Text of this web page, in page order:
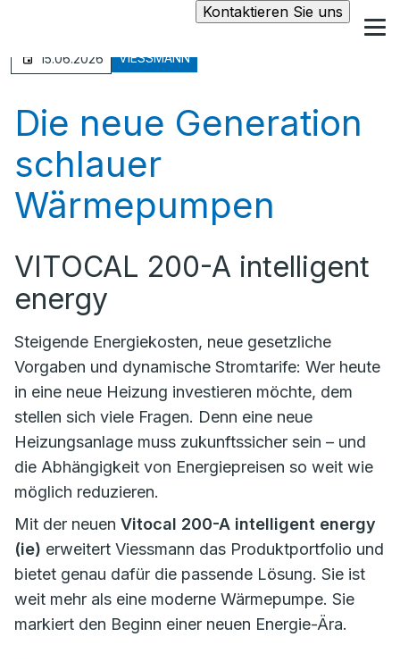
Kontaktieren Sie uns
15.06.2026 VIESSMANN
Die neue Generation
schlauer
Wärmepumpen
VITOCAL 200-A intelligent
energy
Steigende Energiekosten, neue gesetzliche
Vorgaben und dynamische Stromtarife: Wer heute
in eine neue Heizung investieren möchte, dem
stellen sich viele Fragen. Denn eine neue
Heizungsanlage muss zukunftssicher sein – und
die Abhängigkeit von Energiepreisen so weit wie
möglich reduzieren.
Mit der neuen Vitocal 200-A intelligent energy
(ie) erweitert Viessmann das Produktportfolio und
bietet genau dafür die passende Lösung. Sie ist
weit mehr als eine moderne Wärmepumpe. Sie
markiert den Beginn einer neuen Energie-Ära.